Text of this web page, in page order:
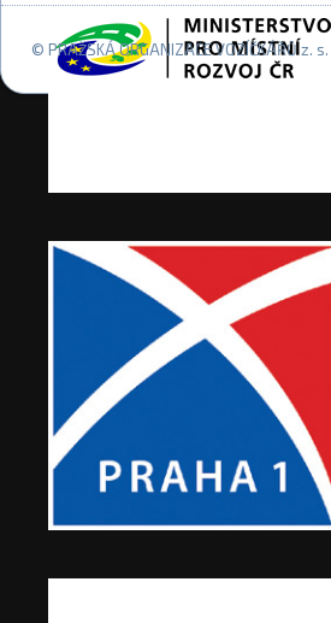
© PRAŽSKÁ ORGANIZACE VOZÍČKÁŘŮ z. s. |